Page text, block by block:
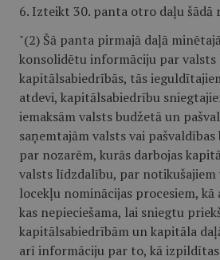
6. Izteikt 30. panta otro daļu šādā
"(2) Šā panta pirmajā daļā
konsolidētu informāciju par
kapitālsabiedrībās, tās
atdevi, kapitālsabiedrību
iemaksām valsts budžetā un
saņemtajām valsts vai
par nozarēm, kurās darbojas
valsts līdzdalību, par notikušajiem
locekļu nominācijas procesiem,
kas nepieciešama, lai sniegtu
kapitālsabiedrībām un kapitāla
arī informāciju par to, kā